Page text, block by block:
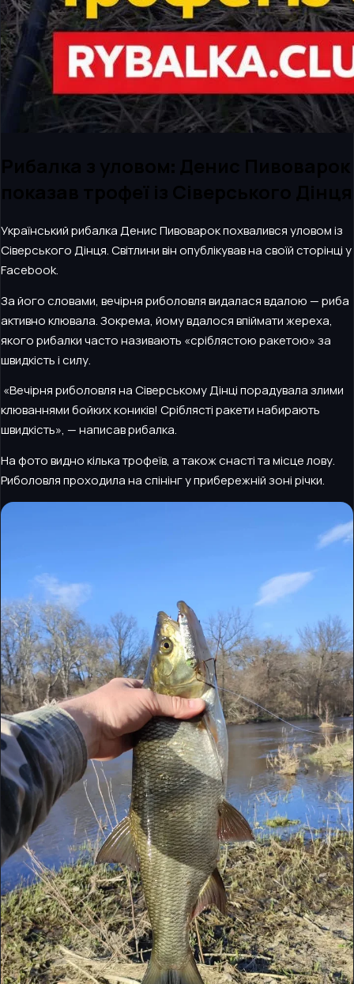
Український рибалка Денис Пивоварок похвалився уловом із
Сіверського Дінця. Світлини він опублікував на своїй сторінці у
Facebook.
За його словами, вечірня риболовля видалася вдалою — риба
активно клювала. Зокрема, йому вдалося впіймати жереха,
якого рибалки часто називають «сріблястою ракетою» за
швидкість і силу.
«Вечірня риболовля на Сіверському Дінці порадувала злими
клюваннями бойких коників! Сріблясті ракети набирають
швидкість», — написав рибалка.
На фото видно кілька трофеїв, а також снасті та місце лову.
Риболовля проходила на спінінг у прибережній зоні річки.